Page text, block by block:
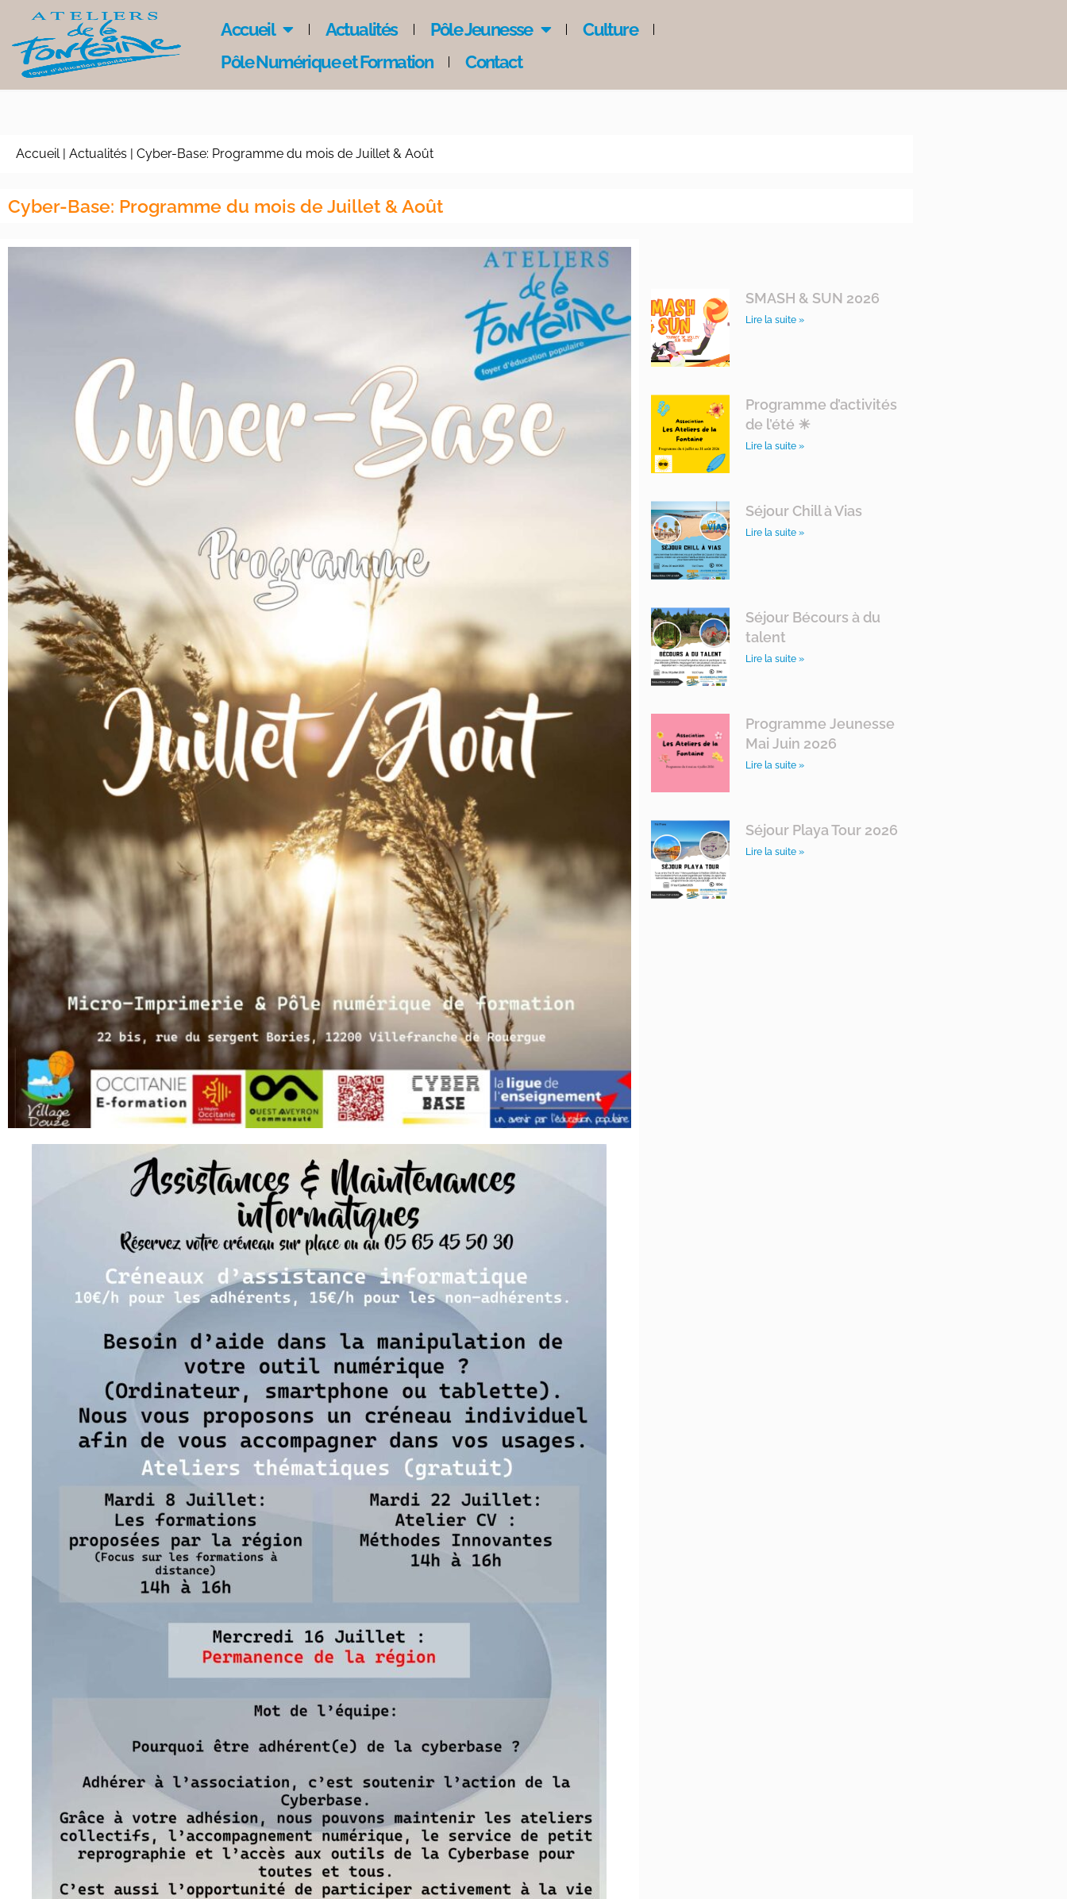
Accueil Actualités Pôle Jeunesse
Culture
Pôle Numérique et Formation
Contact
Accueil| Actualités | Cyber-Base: Programme du mois de Juillet & Août
Cyber-Base: Programme du mois de Juillet & Août
SMASH & SUN 2026
Lire la suite »
Programme d’activités
de l’été ☀
Lire la suite »
Séjour Chill à Vias
Lire la suite »
Séjour Bécours à du
talent
Lire la suite »
Programme Jeunesse
Mai Juin 2026
Lire la suite »
Séjour Playa Tour 2026
Lire la suite »